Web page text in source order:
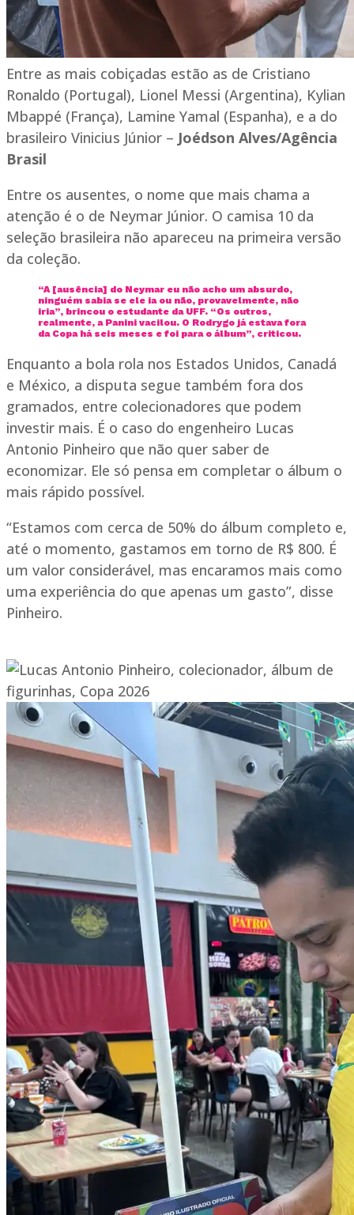
Entre as mais cobiçadas estão as de Cristiano
Ronaldo (Portugal), Lionel Messi (Argentina), Kylian
Mbappé (França), Lamine Yamal (Espanha), e a do
brasileiro Vinicius Júnior – Joédson Alves/Agência
Brasil
Entre os ausentes, o nome que mais chama a
atenção é o de Neymar Júnior. O camisa 10 da
seleção brasileira não apareceu na primeira versão
da coleção.
“A [ausência] do Neymar eu não acho um absurdo,
ninguém sabia se ele ia ou não, provavelmente, não
iria”, brincou o estudante da UFF. “Os outros,
realmente, a Panini vacilou. O Rodrygo já estava fora
da Copa há seis meses e foi para o álbum”, criticou.
Enquanto a bola rola nos Estados Unidos, Canadá
e México, a disputa segue também fora dos
gramados, entre colecionadores que podem
investir mais. É o caso do engenheiro Lucas
Antonio Pinheiro que não quer saber de
economizar. Ele só pensa em completar o álbum o
mais rápido possível.
“Estamos com cerca de 50% do álbum completo e,
até o momento, gastamos em torno de R$ 800. É
um valor considerável, mas encaramos mais como
uma experiência do que apenas um gasto”, disse
Pinheiro.